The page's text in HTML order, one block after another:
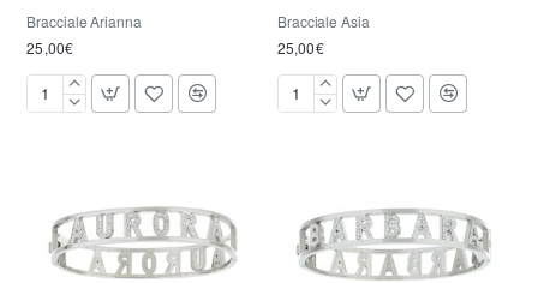
Bracciale Arianna
25,00€
Bracciale
Bracciale Asia
25,00€
Bracciale